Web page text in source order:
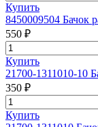
Купить
8450009504 Бачок
550 ₽
Купить
21700-1311010-10
350 ₽
Купить